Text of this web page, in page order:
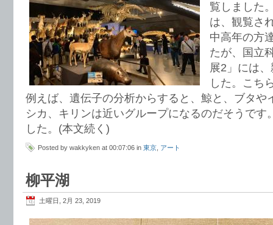
覧しました
は、観覧さ
中高年の方
たが、国立
展2」には
した。こち
例えば、遺伝子の分析からすると、鯨と、ブタや
シカ、キリンは近いグループになるのだそうです
した。(本文続く)
Posted by wakkyken at 00:07:06 in 東京 アート
柳平湖
土曜日, 2月 23, 2019